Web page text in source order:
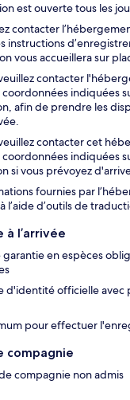
est ouverte tous les
contacter
instructions
vous accueillera sur
contacter
coordonnées indiquées
afin de prendre les
contacter cet
coordonnées indiquées
si vous prévoyez
fournies par
l’aide d’outils de
l’arrivée
en espèces
d'identité officielle
pour effectuer
compagnie
compagnie non admis